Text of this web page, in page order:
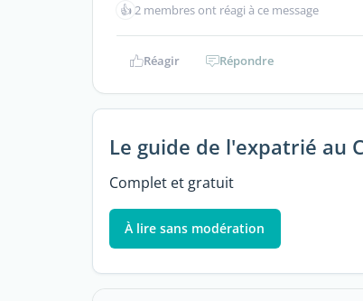
👍2 membres ont réagi à ce message
Réagir Répondre
Le guide de l'expatrié au
Complet et gratuit
À lire sans modération